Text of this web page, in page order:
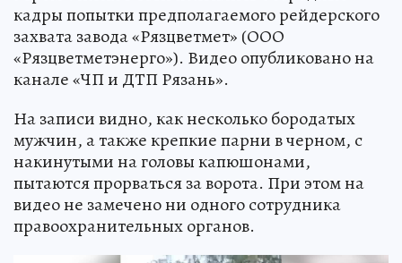
кадры попытки предполагаемого рейдерского
захвата завода «Рязцветмет» (ООО
«Рязцветметэнерго»). Видео опубликовано на
канале «ЧП и ДТП Рязань».
На записи видно, как несколько бородатых
мужчин, а также крепкие парни в черном, с
накинутыми на головы капюшонами,
пытаются прорваться за ворота. При этом на
видео не замечено ни одного сотрудника
правоохранительных органов.